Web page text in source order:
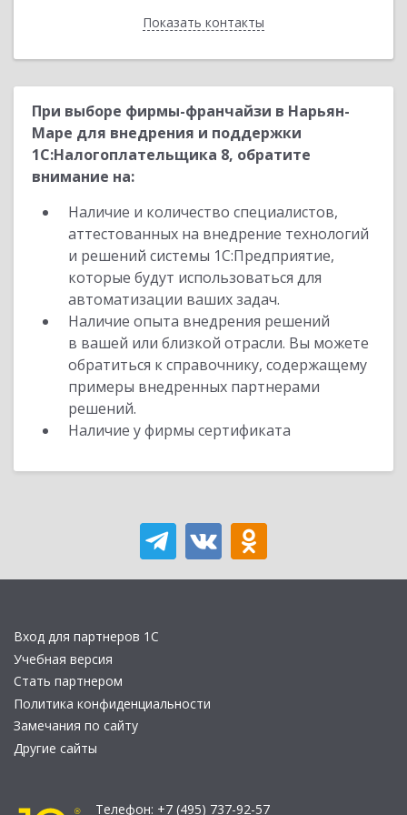
Показать контакты
Назад
При выборе фирмы-франчайзи в Нарьян-
Маре для внедрения и поддержки
1С:Налогоплательщика 8, обратите
внимание на:
Наличие и количество специалистов,
аттестованных на внедрение технологий
и решений системы 1С:Предприятие,
которые будут использоваться для
автоматизации ваших задач.
Наличие опыта внедрения решений
в вашей или близкой отрасли. Вы можете
обратиться к справочнику, содержащему
примеры внедренных партнерами
решений.
Наличие у фирмы сертификата
Вход для партнеров 1С
Учебная версия
Стать партнером
Политика конфиденциальности
Замечания по сайту
Другие сайты
Телефон: +7 (495) 737-92-57